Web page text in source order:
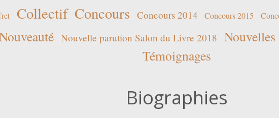
Collectif Concours Concours 2014 Concours 2015
Nouvelle parution Salon du Livre 2018 Nouvelles
Témoignages
Biographies